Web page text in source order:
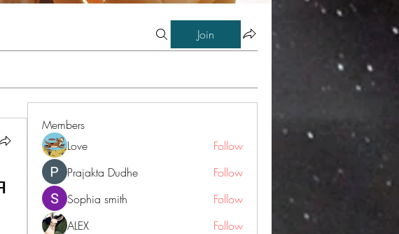
Join
Members
Love
Follow
Prajakta Dudhe
Follow
Sophia smith
Follow
ALEX
Follow